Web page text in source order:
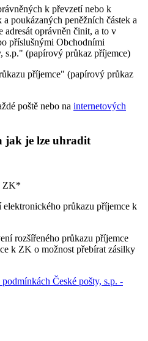
k převzetí nebo k
poukázaných peněžních částek a
adresát oprávněn činit, a to v
příslušnými Obchodními
s.p." (papírový průkaz příjemce)
příjemce" (papírový průkaz
poště nebo na internetových
jak je lze uhradit
ZK*
elektronického průkazu příjemce k
rozšířeného průkazu příjemce
k ZK o možnost přebírat zásilky
České pošty, s.p. -